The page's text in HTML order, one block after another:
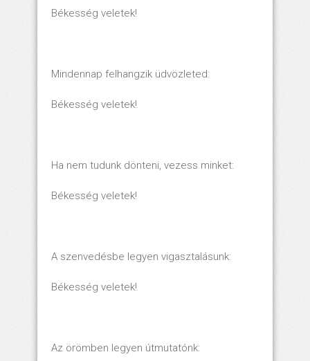
Békesség veletek!
Mindennap felhangzik üdvözleted:
Békesség veletek!
Ha nem tudunk dönteni, vezess minket:
Békesség veletek!
A szenvedésbe legyen vigasztalásunk:
Békesség veletek!
Az örömben legyen útmutatónk: